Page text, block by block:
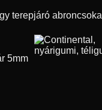
terepjáró
5mm